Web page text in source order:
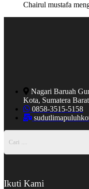
Chairul mustafa
Nagari Baruah
Kota, Sumatera
0858-3515-5158
Ikuti Kami